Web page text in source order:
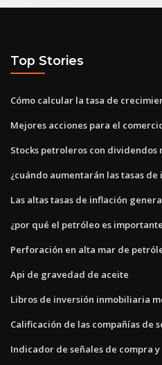
Top Stories
Cómo calcular la tasa de
Mejores acciones para el
Stocks petroleros con dividendos
¿cuándo aumentarán las tasas de
Las altas tasas de inflación
¿por qué el petróleo es
Perforación en alta mar de
Api de gravedad de aceite
Libros de inversión inmobiliaria
Calificación de las compañías de
Indicador de señales de compra